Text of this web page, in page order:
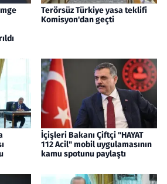
Terörsüz Türkiye yasa teklifi
Komisyon'dan geçti
İçişleri Bakanı Çiftçi "HAYAT
112 Acil" mobil uygulamasının
kamu spotunu paylaştı